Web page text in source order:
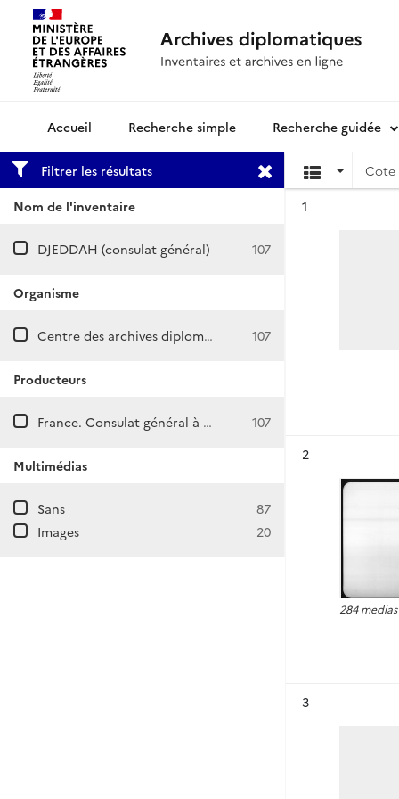
Archives diplomatiquesRecherche simple Recherche guidée
Filtrer les résultats
Nom de l'inventaire
DJEDDAH (consulat général) 107
Organisme
Centre des archives diplomatiques de Nantes 107
Producteurs
France. Consulat général à Djedda (Arabie saoudite) 107
Multimédias
Sans
87
Images
20
Cote
1
2
284 medias
3